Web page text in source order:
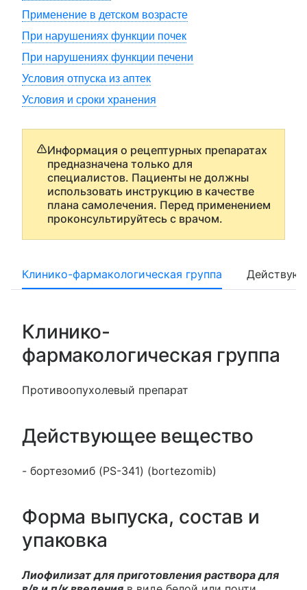
Применение в детском возрасте
При нарушениях функции почек
При нарушениях функции печени
Условия отпуска из аптек
Условия и сроки хранения
Информация о рецептурных препаратах
предназначена только для
специалистов. Пациенты не должны
использовать инструкцию в качестве
плана самолечения. Перед применением
проконсультируйтесь с врачом.
Клинико-фармакологическая группа
Клинико-
фармакологическая группа
Противоопухолевый препарат
Действующее вещество
- бортезомиб (PS-341) (bortezomib)
Форма выпуска, состав и
упаковка
Лиофилизат для приготовления раствора для